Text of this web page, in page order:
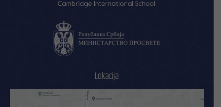
Lokacija